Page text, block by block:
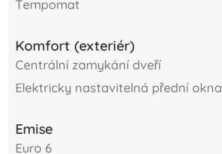
tempomat
Komfort (exteriér)
centrální zamykání dveří
elektricky nastavitelná přední okna
Emise
Euro 6